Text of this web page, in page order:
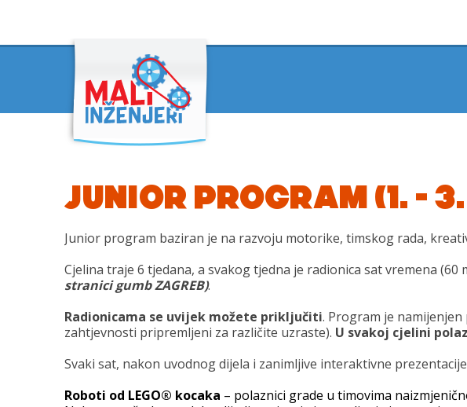
JUNIOR PROGRAM (1. –
Junior program baziran je na razvoju motorike, timskog rada,
Cjelina traje 6 tjedana, a svakog tjedna je radionica sat vremena
stranici gumb ZAGREB).
Radionicama se uvijek možete priključiti. Program je
zahtjevnosti pripremljeni za različite uzraste). U svakoj cjelini
Svaki sat, nakon uvodnog dijela i zanimljive interaktivne
Roboti od LEGO® kocaka – polaznici grade u timovima